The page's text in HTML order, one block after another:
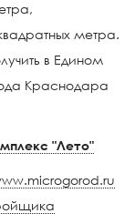
метра.
в Едином
Краснодара
"Лето"